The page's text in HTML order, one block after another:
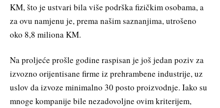
KM, što je ustvari bila više podrška fizičkim osobama, a
za ovu namjenu je, prema našim saznanjima, utrošeno
oko 8,8 miliona KM.
Na proljeće prošle godine raspisan je još jedan poziv za
izvozno orijentisane firme iz prehrambene industrije, uz
uslov da izvoze minimalno 30 posto proizvodnje. Iako su
mnoge kompanije bile nezadovoljne ovim kriterijem,